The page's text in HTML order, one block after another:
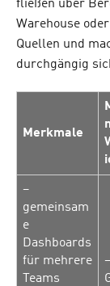
fließen über
Warehouse
Quellen und
durchgängig
Merkmale
–
gemeinsam
e
Dashboards
für mehrere
Teams